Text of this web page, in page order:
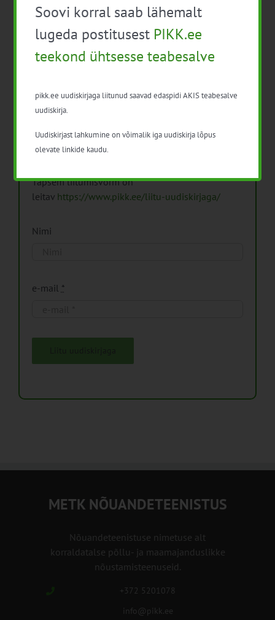
Pikk.ee uudiskirjaga liitumine.
Isikuandmeid töötleme vastavalt
Isikuandmete
Täpsem liitumisvorm on
leitav https://www.pikk.ee/liitu-uudiskirjaga/
Nimi
e-mail *
METK NÕUANDETEENISTUS
Nõuandeteenistuse nimetuse alt
korraldatalse põllu- ja maamajanduslikke
nõustamisteenuseid.
+372 5201078
info@pikk.ee
Soovi korral saab lähemalt
lugeda postitusest PIKK.ee
teekond ühtsesse teabesalve
pikk.ee uudiskirjaga liitunud saavad edaspidi AKIS teabesalve
uudiskirja.
Uudiskirjast lahkumine on võimalik iga uudiskirja lõpus
olevate linkide kaudu.